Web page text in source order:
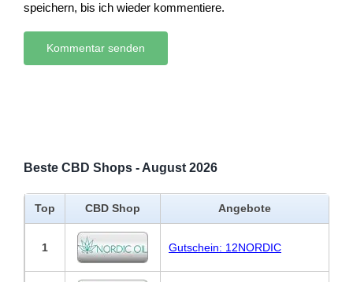
speichern, bis ich wieder kommentiere.
Beste CBD Shops - August 2026
Top CBD Shop Angebote
1 Gutschein: 12NORDIC